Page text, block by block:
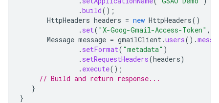
.build();
HttpHeaders headers = new HttpHeaders()
. set( "X-Goog-Gmail-Access-Token" ,
Message message = gmailClient.users().
. setFormat( "metadata" )
. setRequestHeaders(headers)
. execute();
// Build and return response...
}
}